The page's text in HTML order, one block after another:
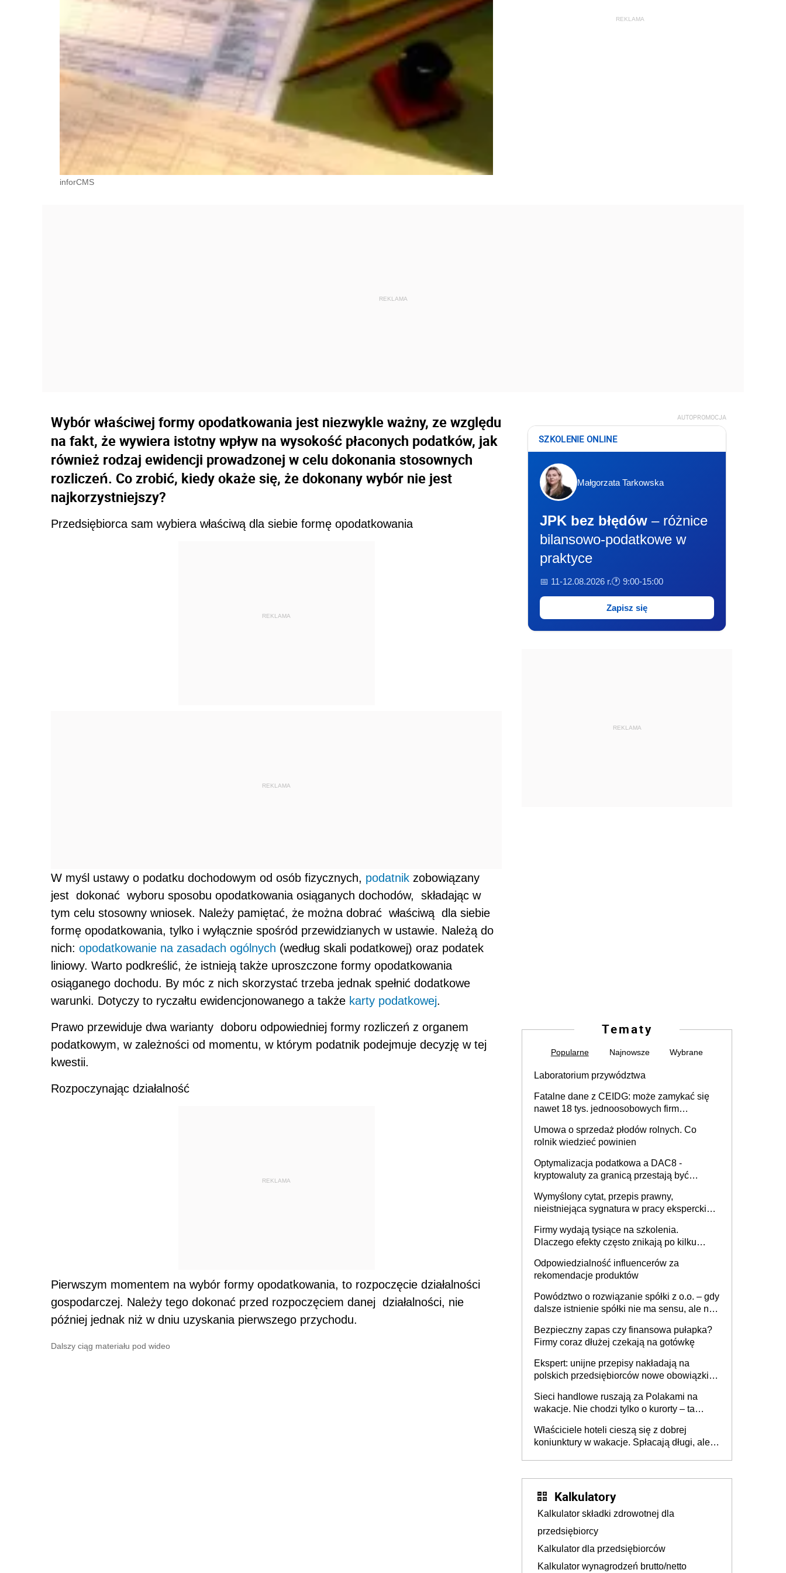
inforCMS
Wybór właściwej formy opodatkowania jest niezwykle ważny, ze względu
na fakt, że wywiera istotny wpływ na wysokość płaconych podatków, jak
również rodzaj ewidencji prowadzonej w celu dokonania stosownych
rozliczeń. Co zrobić, kiedy okaże się, że dokonany wybór nie jest
najkorzystniejszy?
Przedsiębiorca sam wybiera właściwą dla siebie formę opodatkowania
REKLAMA
REKLAMA
W myśl ustawy o podatku dochodowym od osób fizycznych, podatnik zobowiązany
jest dokonać wyboru sposobu opodatkowania osiąganych dochodów, składając w
tym celu stosowny wniosek. Należy pamiętać, że można dobrać właściwą dla siebie
formę opodatkowania, tylko i wyłącznie spośród przewidzianych w ustawie. Należą do
nich: opodatkowanie na zasadach ogólnych (według skali podatkowej) oraz podatek
liniowy. Warto podkreślić, że istnieją także uproszczone formy opodatkowania
osiąganego dochodu. By móc z nich skorzystać trzeba jednak spełnić dodatkowe
warunki. Dotyczy to ryczałtu ewidencjonowanego a także karty podatkowej.
Prawo przewiduje dwa warianty doboru odpowiedniej formy rozliczeń z organem
podatkowym, w zależności od momentu, w którym podatnik podejmuje decyzję w tej
kwestii.
Rozpoczynając działalność
REKLAMA
Pierwszym momentem na wybór formy opodatkowania, to rozpoczęcie działalności
gospodarczej. Należy tego dokonać przed rozpoczęciem danej działalności, nie
później jednak niż w dniu uzyskania pierwszego przychodu.
Dalszy ciąg materiału pod wideo
AUTOPROMOCJA
SZKOLENIE ONLINE
Małgorzata Tarkowska
JPK bez błędów – różnice
bilansowo-podatkowe w
praktyce
📅 11-12.08.2026 r.🕐 9:00-15:00
Zapisz się
REKLAMA
Tematy
Popularne Najnowsze Wybrane
Laboratorium przywództwa
Fatalne dane z CEIDG: może zamykać się
nawet 18 tys. jednoosobowych firm
Umowa o sprzedaż płodów rolnych. Co
rolnik wiedzieć powinien
Optymalizacja podatkowa a DAC8 -
kryptowaluty za granicą przestają być
Wymyślony cytat, przepis prawny,
nieistniejąca sygnatura w pracy eksperckiej -
firmie
Firmy wydają tysiące na szkolenia.
Dlaczego efekty często znikają po kilku
Odpowiedzialność influencerów za
rekomendacje produktów
Powództwo o rozwiązanie spółki z o.o. – gdy
dalsze istnienie spółki nie ma sensu, ale nie
Bezpieczny zapas czy finansowa pułapka?
Firmy coraz dłużej czekają na gotówkę
Ekspert: unijne przepisy nakładają na
polskich przedsiębiorców nowe obowiązki w
Sieci handlowe ruszają za Polakami na
wakacje. Nie chodzi tylko o kurorty – ta
tam, gdzie wielu spędzi urlop po cichu
Właściciele hoteli cieszą się z dobrej
koniunktury w wakacje. Spłacają długi, ale
Kalkulatory
Kalkulator składki zdrowotnej dla
przedsiębiorcy
Kalkulator dla przedsiębiorców
Kalkulator wynagrodzeń brutto/netto